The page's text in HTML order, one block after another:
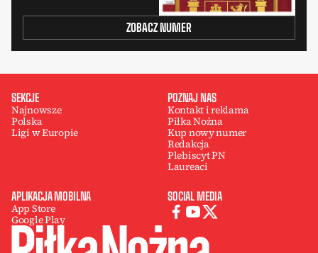
ZOBACZ NUMER
SEKCJE
Najnowsze
Polska
Ligi w Europie
POZNAJ NAS
Kontakt i reklama
Piłka Nożna
Kup nowy numer
Redakcja
Plebiscyt PN
Laureaci
APLIKACJA MOBILNA
App Store
Google Play
SOCIAL MEDIA